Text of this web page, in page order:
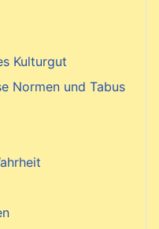
Kulturgut
Normen und Tabus